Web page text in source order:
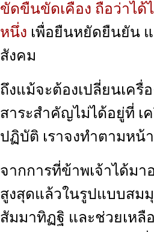
ขัดขืนขัดเคือง ถือว่าได้
หนึ่ง เพื่อยืนหยัดยืนยัน
สังคม
ถึงแม้จะต้องเปลี่ยนเครื่
สาระสำคัญไม่ได้อยู่ที่ เ
ปฏิบัติ เราจงทำตามหน้
จากการที่ข้าพเจ้าได้ม
สูงสุดแล้วในรูปแบบสม
สัมมาทิฏฐิ และช่วยเห